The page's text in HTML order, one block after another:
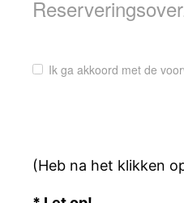
Ik ga akkoord met de
(Heb na het klikken